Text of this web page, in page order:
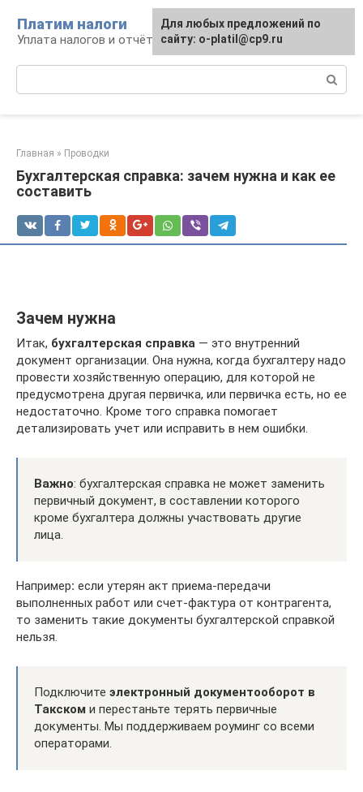
контенту
Платим налоги
Уплата налогов и отчётность
Главная » Проводки
Бухгалтерская справка: зачем нужна и как ее
составить
Зачем нужна
Итак, бухгалтерская справка — это внутренний
документ организации. Она нужна, когда бухгалтеру надо
провести хозяйственную операцию, для которой не
предусмотрена другая первичка, или первичка есть, но ее
недостаточно. Кроме того справка помогает
детализировать учет или исправить в нем ошибки.
Важно: бухгалтерская справка не может заменить
первичный документ, в составлении которого
кроме бухгалтера должны участвовать другие
лица.
Например: если утерян акт приема-передачи
выполненных работ или счет-фактура от контрагента,
то заменить такие документы бухгалтерской справкой
нельзя.
Подключите электронный документооборот в
Такском и перестаньте терять первичные
документы. Мы поддерживаем роуминг со всеми
операторами.
Для любых предложений по
сайту: o-platil@cp9.ru